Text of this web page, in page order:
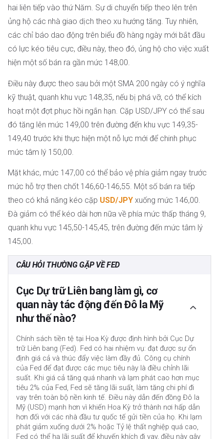
hai liên tiếp vào thứ Năm. Sự di chuyển tiếp theo lên trên
ủng hộ các nhà giao dịch theo xu hướng tăng. Tuy nhiên,
các chỉ báo dao động trên biểu đồ hàng ngày mới bắt đầu
có lực kéo tiêu cực, điều này, theo đó, ủng hộ cho việc xuất
hiện một số bán ra gần mức 148,00.
Điều này được theo sau bởi một SMA 200 ngày có ý nghĩa
kỹ thuật, quanh khu vực 148,35, nếu bị phá vỡ, có thể kích
hoạt một đợt phục hồi ngắn hạn. Cặp USD/JPY có thể sau
đó tăng lên mức 149,00 trên đường đến khu vực 149,35-
149,40 trước khi thực hiện một nỗ lực mới để chinh phục
mức tâm lý 150,00.
Mặt khác, mức 147,00 có thể bảo vệ phía giảm ngay trước
mức hỗ trợ then chốt 146,60-146,55. Một số bán ra tiếp
theo có khả năng kéo cặp USD/JPY xuống mức 146,00.
Đà giảm có thể kéo dài hơn nữa về phía mức thấp tháng 9,
quanh khu vực 145,50-145,45, trên đường đến mức tâm lý
145,00.
CÂU HỎI THƯỜNG GẶP VỀ FED
Cục Dự trữ Liên bang làm gì, cơ
quan này tác động đến Đô la Mỹ
như thế nào?
Chính sách tiền tệ tại Hoa Kỳ được định hình bởi Cục Dự
trữ Liên bang (Fed). Fed có hai nhiệm vụ: đạt được sự ổn
định giá cả và thúc đẩy việc làm đầy đủ. Công cụ chính
của Fed để đạt được các mục tiêu này là điều chỉnh lãi
suất. Khi giá cả tăng quá nhanh và lạm phát cao hơn mục
tiêu 2% của Fed, Fed sẽ tăng lãi suất, làm tăng chi phí đi
vay trên toàn bộ nền kinh tế. Điều này dẫn đến đồng Đô la
Mỹ (USD) mạnh hơn vì khiến Hoa Kỳ trở thành nơi hấp dẫn
hơn đối với các nhà đầu tư quốc tế gửi tiền của họ. Khi lạm
phát giảm xuống dưới 2% hoặc Tỷ lệ thất nghiệp quá cao,
Fed có thể hạ lãi suất để khuyến khích đi vay, điều này gây